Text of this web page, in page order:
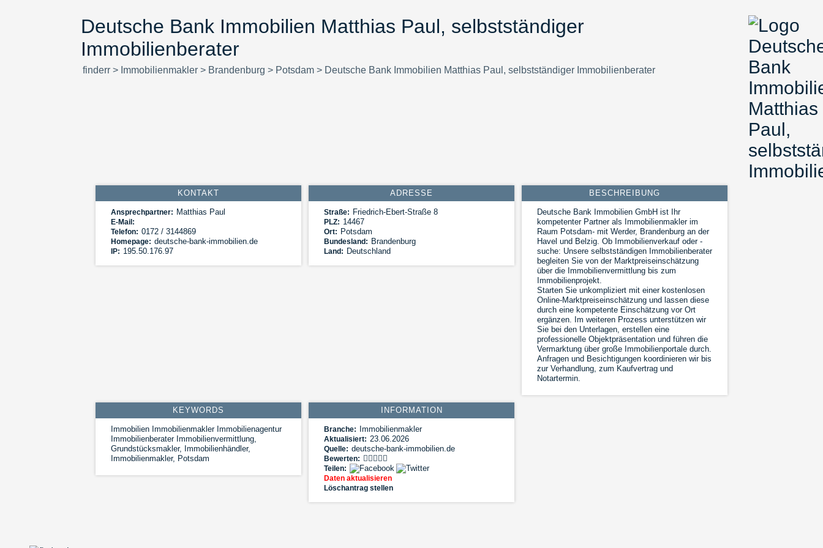
Deutsche Bank Immobilien Matthias Paul, selbstständiger
Immobilienberater
finderr > Immobilienmakler > Brandenburg > Potsdam > Deutsche Bank Immobilien Matthias Paul, selbstständiger Immobilienberater
KONTAKT
Ansprechpartner: Matthias Paul
E-Mail:
Telefon: 0172 / 3144869
Homepage: deutsche-bank-immobilien.de
IP: 195.50.176.97
ADRESSE
Straße: Friedrich-Ebert-Straße 8
PLZ: 14467
Ort: Potsdam
Bundesland: Brandenburg
Land: Deutschland
BESCHREIBUNG
Deutsche Bank Immobilien GmbH ist Ihr
kompetenter Partner als Immobilienmakler im
Raum Potsdam- mit Werder, Brandenburg an der
Havel und Belzig. Ob Immobilienverkauf oder -
suche: Unsere selbstständigen Immobilienberater
begleiten Sie von der Marktpreiseinschätzung
über die Immobilienvermittlung bis zum
Immobilienprojekt.
Starten Sie unkompliziert mit einer kostenlosen
Online-Marktpreiseinschätzung und lassen diese
durch eine kompetente Einschätzung vor Ort
ergänzen. Im weiteren Prozess unterstützen wir
Sie bei den Unterlagen, erstellen eine
professionelle Objektpräsentation und führen die
Vermarktung über große Immobilienportale durch.
Anfragen und Besichtigungen koordinieren wir bis
zur Verhandlung, zum Kaufvertrag und
Notartermin.
KEYWORDS
Immobilien Immobilienmakler Immobilienagentur
Immobilienberater Immobilienvermittlung,
Grundstücksmakler, Immobilienhändler,
Immobilienmakler, Potsdam
INFORMATION
Branche: Immobilienmakler
Aktualisiert: 23.06.2026
Quelle: deutsche-bank-immobilien.de
Bewerten:
Teilen:
Daten aktualisieren
Löschantrag stellen